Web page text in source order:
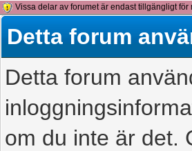
Vissa delar av forumet är endast tillgängligt
detta meddelande.
Detta forum
Detta forum
om du inte är det.